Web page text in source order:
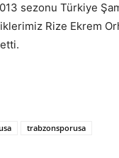
sezonu Türkiye
Rize Ekrem
trabzonsporusa